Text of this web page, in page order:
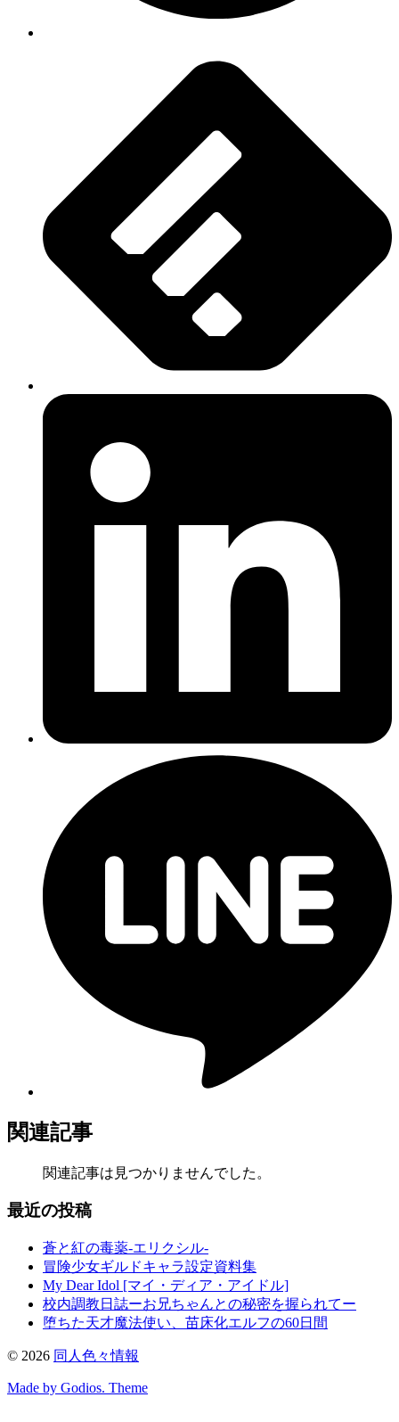
関連記事
関連記事は見つかりませんでした。
最近の投稿
蒼と紅の毒薬-エリクシル-
冒険少女ギルドキャラ設定資料集
My Dear Idol [マイ・ディア・アイドル]
校内調教日誌ーお兄ちゃんとの秘密を握られてー
堕ちた天才魔法使い、苗床化エルフの60日間
© 2026 同人色々情報
Made by Godios. Theme